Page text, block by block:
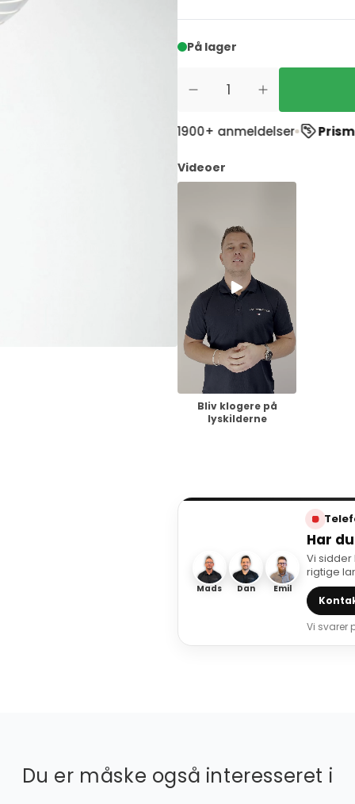
På lager
ud af 1900+ anmeldelser Prismatch- Vi
Videoer
Bliv klogere på
lyskilderne
Mads Dan Emil
Har
Vi
rigtige
Vi svarer
Du er måske også interesseret i